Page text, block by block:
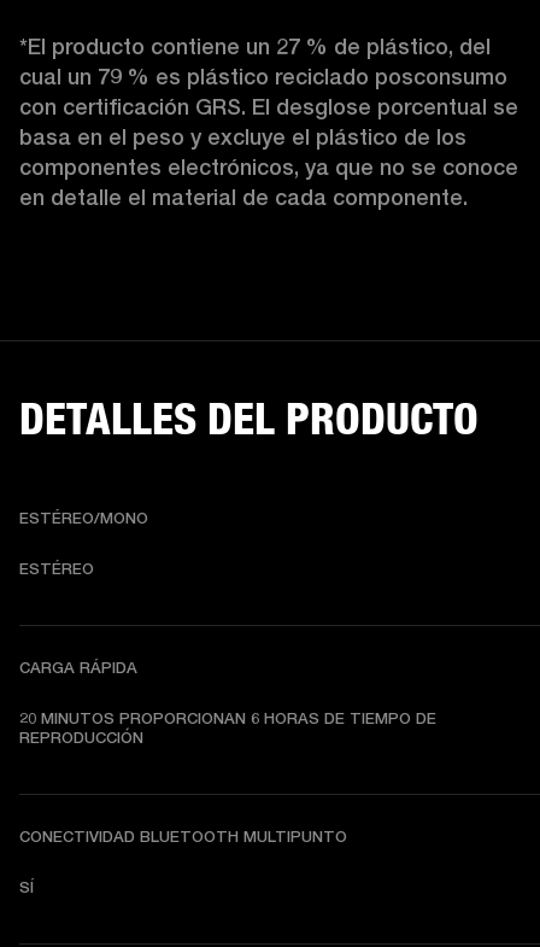
*El producto contiene un 27 % de plástico, del
cual un 79 % es plástico reciclado posconsumo
con certificación GRS. El desglose porcentual se
basa en el peso y excluye el plástico de los
componentes electrónicos, ya que no se conoce
en detalle el material de cada componente.
DETALLES DEL PRODUCTO
ESTÉREO/MONO
ESTÉREO
CARGA RÁPIDA
20 MINUTOS PROPORCIONAN 6 HORAS DE TIEMPO DE
REPRODUCCIÓN
CONECTIVIDAD BLUETOOTH MULTIPUNTO
SÍ